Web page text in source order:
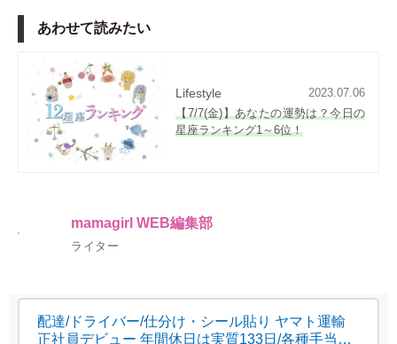
あわせて読みたい
Lifestyle
2023.07.06
【7/7(金)】あなたの運勢は？今日の
星座ランキング1～6位！
mamagirl WEB編集部
ライター
配達/ドライバー/仕分け・シール貼り ヤマト運輸
正社員デビュー 年間休日は実質133日/各種手当充